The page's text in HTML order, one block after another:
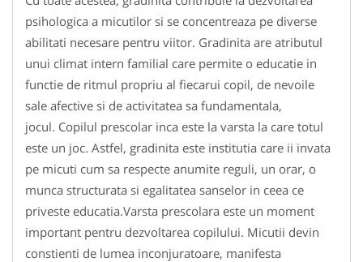
psihologica a micutilor si se concentreaza pe diverse
abilitati necesare pentru viitor. Gradinita are atributul
unui climat intern familial care permite o educatie in
functie de ritmul propriu al fiecarui copil, de nevoile
sale afective si de activitatea sa fundamentala,
jocul. Copilul prescolar inca este la varsta la care totul
este un joc. Astfel, gradinita este institutia care ii invata
pe micuti cum sa respecte anumite reguli, un orar, o
munca structurata si egalitatea sanselor in ceea ce
priveste educatia.Varsta prescolara este un moment
important pentru dezvoltarea copilului. Micutii devin
constienti de lumea inconjuratoare, manifesta